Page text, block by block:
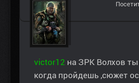
victor12 на ЗРК Волхов
когда пройдешь ,сюжет